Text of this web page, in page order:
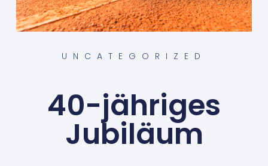
UNCATEGORIZED
40-jähriges
Jubiläum